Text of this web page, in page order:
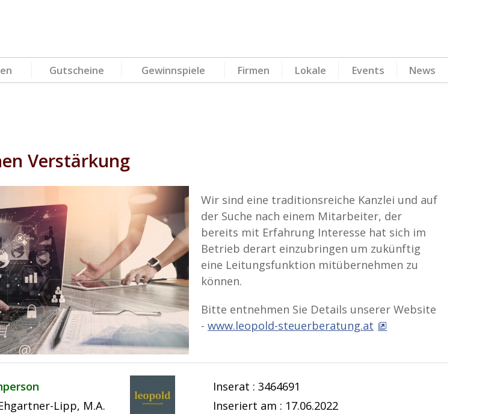
Gutscheine Gewinnspiele Firmen Lokale Events News
Verstärkung
Wir sind eine traditionsreiche Kanzlei und auf
der Suche nach einem Mitarbeiter, der
bereits mit Erfahrung Interesse hat sich im
Betrieb derart einzubringen um zukünftig
eine Leitungsfunktion mitübernehmen zu
können.
Bitte entnehmen Sie Details unserer Website
- www.leopold-steuerberatung.at
Lipp, M.A.
Inserat : 3464691
Inseriert am : 17.06.2022